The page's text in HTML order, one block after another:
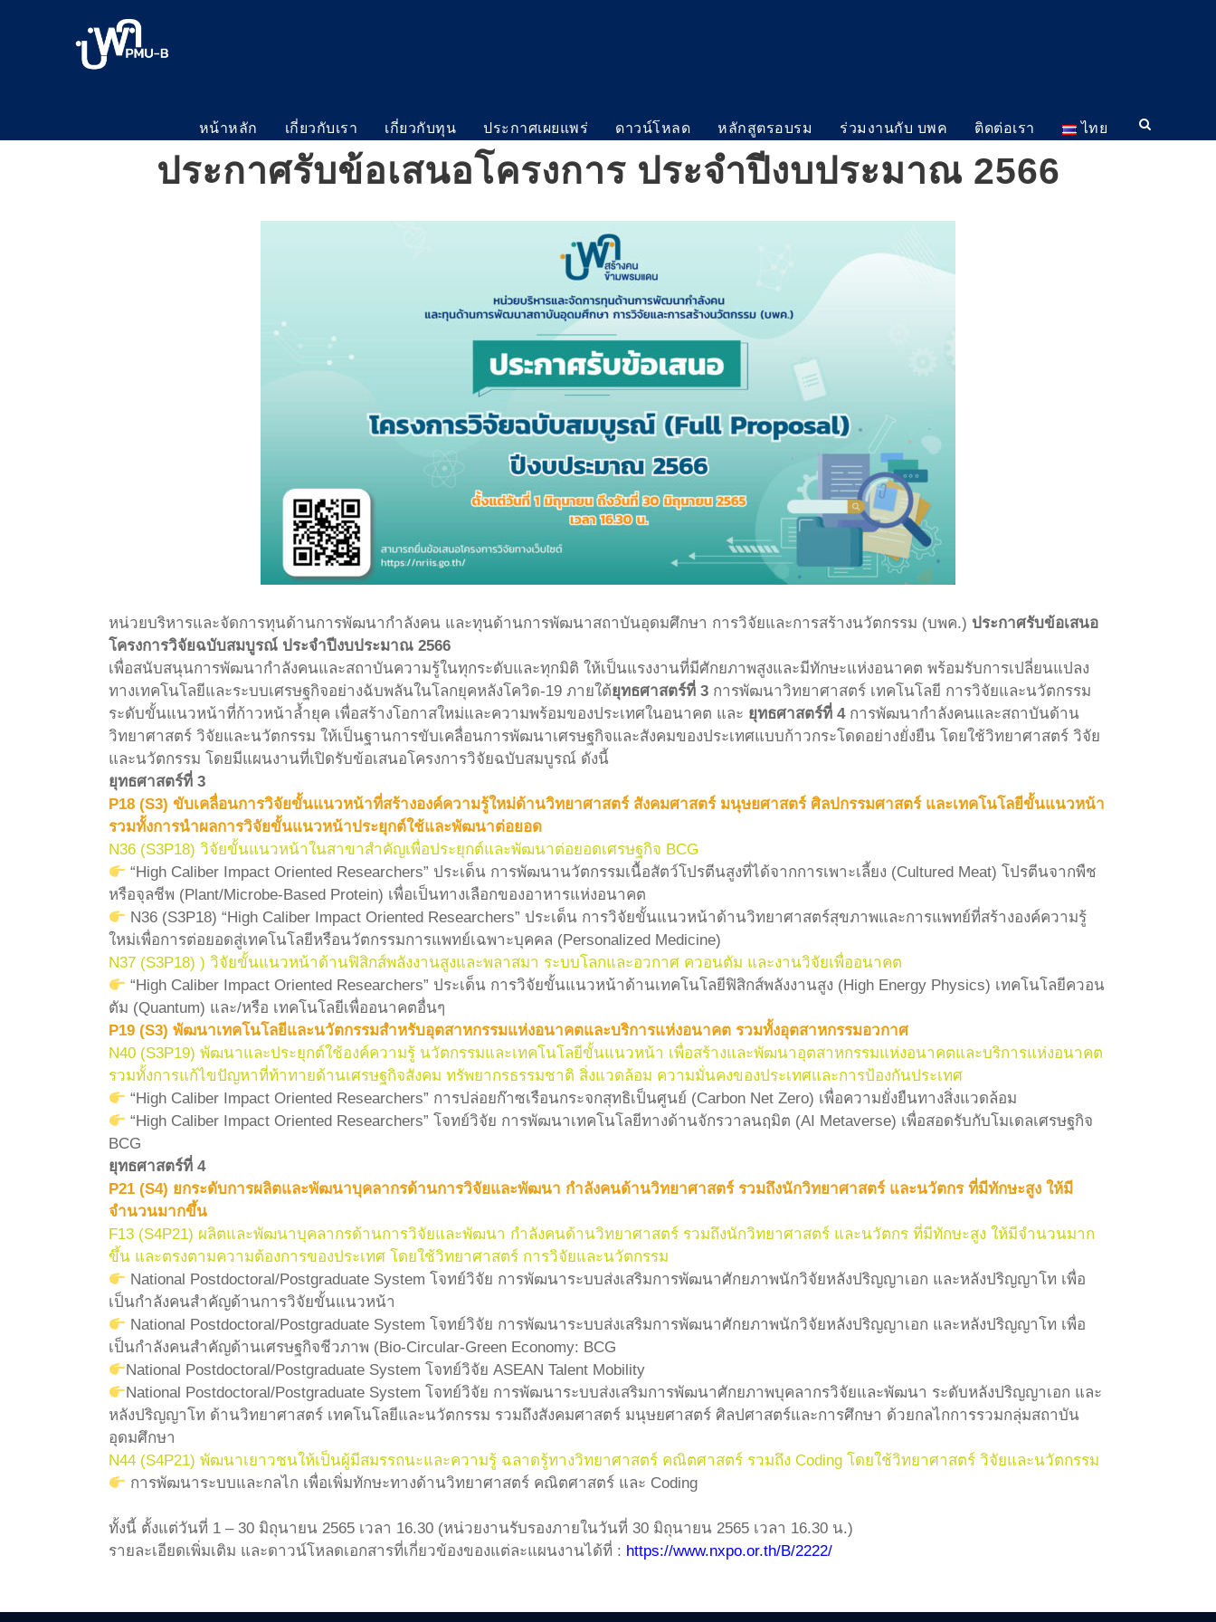
หน้าหลัก เกี่ยวกับเรา เกี่ยวกับทุน ประกาศเผยแพร่ ดาวน์โหลด หลักสูตรอบรม ร่วมงานกับ บพค ติดต่อเรา ไทย
ประกาศรับข้อเสนอโครงการ ประจำปีงบประมาณ 2566
หน่วยบริหารและจัดการทุนด้านการพัฒนากำลังคน และทุนด้านการพัฒนาสถาบันอุดมศึกษา การวิจัยและการสร้างนวัตกรรม (บพค.) ประกาศรับข้อเสนอ
โครงการวิจัยฉบับสมบูรณ์ ประจำปีงบประมาณ 2566
เพื่อสนับสนุนการพัฒนากำลังคนและสถาบันความรู้ในทุกระดับและทุกมิติ ให้เป็นแรงงานที่มีศักยภาพสูงและมีทักษะแห่งอนาคต พร้อมรับการเปลี่ยนแปลง
ทางเทคโนโลยีและระบบเศรษฐกิจอย่างฉับพลันในโลกยุคหลังโควิด-19 ภายใต้ยุทธศาสตร์ที่ 3 การพัฒนาวิทยาศาสตร์ เทคโนโลยี การวิจัยและนวัตกรรม
ระดับขั้นแนวหน้าที่ก้าวหน้าล้ำยุค เพื่อสร้างโอกาสใหม่และความพร้อมของประเทศในอนาคต และ ยุทธศาสตร์ที่ 4การพัฒนากำลังคนและสถาบันด้าน
วิทยาศาสตร์ วิจัยและนวัตกรรม ให้เป็นฐานการขับเคลื่อนการพัฒนาเศรษฐกิจและสังคมของประเทศแบบก้าวกระโดดอย่างยั่งยืน โดยใช้วิทยาศาสตร์ วิจัย
และนวัตกรรม โดยมีแผนงานที่เปิดรับข้อเสนอโครงการวิจัยฉบับสมบูรณ์ ดังนี้
ยุทธศาสตร์ที่ 3
P18 (S3) ขับเคลื่อนการวิจัยขั้นแนวหน้าที่สร้างองค์ความรู้ใหม่ด้านวิทยาศาสตร์ สังคมศาสตร์ มนุษยศาสตร์ ศิลปกรรมศาสตร์ และเทคโนโลยีขั้นแนวหน้า
รวมทั้งการนำผลการวิจัยขั้นแนวหน้าประยุกต์ใช้และพัฒนาต่อยอด
N36 (S3P18) วิจัยขั้นแนวหน้าในสาขาสำคัญเพื่อประยุกต์และพัฒนาต่อยอดเศรษฐกิจ BCG
“High Caliber Impact Oriented Researchers” ประเด็น การพัฒนานวัตกรรมเนื้อสัตว์โปรตีนสูงที่ได้จากการเพาะเลี้ยง (Cultured Meat) โปรตีนจากพืช
หรือจุลชีพ (Plant/Microbe-Based Protein) เพื่อเป็นทางเลือกของอาหารแห่งอนาคต
N36 (S3P18) “High Caliber Impact Oriented Researchers” ประเด็น การวิจัยขั้นแนวหน้าด้านวิทยาศาสตร์สุขภาพและการแพทย์ที่สร้างองค์ความรู้
ใหม่เพื่อการต่อยอดสู่เทคโนโลยีหรือนวัตกรรมการแพทย์เฉพาะบุคคล (Personalized Medicine)
N37 (S3P18) ) วิจัยขั้นแนวหน้าด้านฟิสิกส์พลังงานสูงและพลาสมา ระบบโลกและอวกาศ ควอนตัม และงานวิจัยเพื่ออนาคต
“High Caliber Impact Oriented Researchers” ประเด็น การวิจัยขั้นแนวหน้าด้านเทคโนโลยีฟิสิกส์พลังงานสูง (High Energy Physics) เทคโนโลยีควอน
ตัม (Quantum) และ/หรือ เทคโนโลยีเพื่ออนาคตอื่นๆ
P19 (S3) พัฒนาเทคโนโลยีและนวัตกรรมสำหรับอุตสาหกรรมแห่งอนาคตและบริการแห่งอนาคต รวมทั้งอุตสาหกรรมอวกาศ
N40 (S3P19) พัฒนาและประยุกต์ใช้องค์ความรู้ นวัตกรรมและเทคโนโลยีขั้นแนวหน้า เพื่อสร้างและพัฒนาอุตสาหกรรมแห่งอนาคตและบริการแห่งอนาคต
รวมทั้งการแก้ไขปัญหาที่ท้าทายด้านเศรษฐกิจสังคม ทรัพยากรธรรมชาติ สิ่งแวดล้อม ความมั่นคงของประเทศและการป้องกันประเทศ
“High Caliber Impact Oriented Researchers” การปล่อยก๊าซเรือนกระจกสุทธิเป็นศูนย์ (Carbon Net Zero) เพื่อความยั่งยืนทางสิ่งแวดล้อม
“High Caliber Impact Oriented Researchers” โจทย์วิจัย การพัฒนาเทคโนโลยีทางด้านจักรวาลนฤมิต (AI Metaverse) เพื่อสอดรับกับโมเดลเศรษฐกิจ
BCG
ยุทธศาสตร์ที่ 4
P21 (S4) ยกระดับการผลิตและพัฒนาบุคลากรด้านการวิจัยและพัฒนา กำลังคนด้านวิทยาศาสตร์ รวมถึงนักวิทยาศาสตร์ และนวัตกร ที่มีทักษะสูง ให้มี
จำนวนมากขึ้น
F13 (S4P21) ผลิตและพัฒนาบุคลากรด้านการวิจัยและพัฒนา กำลังคนด้านวิทยาศาสตร์ รวมถึงนักวิทยาศาสตร์ และนวัตกร ที่มีทักษะสูง ให้มีจำนวนมาก
ขึ้น และตรงตามความต้องการของประเทศ โดยใช้วิทยาศาสตร์ การวิจัยและนวัตกรรม
National Postdoctoral/Postgraduate System โจทย์วิจัย การพัฒนาระบบส่งเสริมการพัฒนาศักยภาพนักวิจัยหลังปริญญาเอก และหลังปริญญาโท เพื่อ
เป็นกำลังคนสำคัญด้านการวิจัยขั้นแนวหน้า
National Postdoctoral/Postgraduate System โจทย์วิจัย การพัฒนาระบบส่งเสริมการพัฒนาศักยภาพนักวิจัยหลังปริญญาเอก และหลังปริญญาโท เพื่อ
เป็นกำลังคนสำคัญด้านเศรษฐกิจชีวภาพ (Bio-Circular-Green Economy: BCG
National Postdoctoral/Postgraduate System โจทย์วิจัย ASEAN Talent Mobility
National Postdoctoral/Postgraduate System โจทย์วิจัย การพัฒนาระบบส่งเสริมการพัฒนาศักยภาพบุคลากรวิจัยและพัฒนา ระดับหลังปริญญาเอก และ
หลังปริญญาโท ด้านวิทยาศาสตร์ เทคโนโลยีและนวัตกรรม รวมถึงสังคมศาสตร์ มนุษยศาสตร์ ศิลปศาสตร์และการศึกษา ด้วยกลไกการรวมกลุ่มสถาบัน
อุดมศึกษา
N44 (S4P21) พัฒนาเยาวชนให้เป็นผู้มีสมรรถนะและความรู้ ฉลาดรู้ทางวิทยาศาสตร์ คณิตศาสตร์ รวมถึง Coding โดยใช้วิทยาศาสตร์ วิจัยและนวัตกรรม
การพัฒนาระบบและกลไก เพื่อเพิ่มทักษะทางด้านวิทยาศาสตร์ คณิตศาสตร์ และ Coding
ทั้งนี้ ตั้งแต่วันที่ 1 – 30 มิถุนายน 2565 เวลา 16.30 (หน่วยงานรับรองภายในวันที่ 30 มิถุนายน 2565 เวลา 16.30 น.)
รายละเอียดเพิ่มเติม และดาวน์โหลดเอกสารที่เกี่ยวข้องของแต่ละแผนงานได้ที่ : https://www.nxpo.or.th/B/2222/